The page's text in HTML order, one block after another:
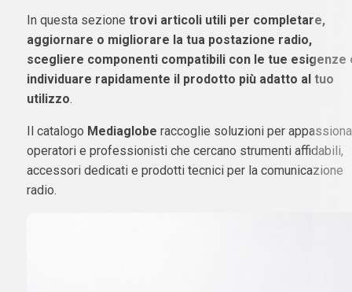
In questa sezione trovi articoli utili per completare,
aggiornare o migliorare la tua postazione radio,
scegliere componenti compatibili con le tue esigenze
individuare rapidamente il prodotto più adatto al tuo
utilizzo.
Il catalogo Mediaglobe raccoglie soluzioni per
operatori e professionisti che cercano strumenti affidabili,
accessori dedicati e prodotti tecnici per la comunicazione
radio.